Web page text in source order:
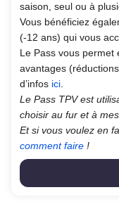
saison, seul ou à
Vous bénéficiez
(-12 ans) qui vous
Le Pass vous permet
avantages
d’infos ici
Le Pass TPV est
choisir au fur et à
Et si vous voulez en
comment faire !